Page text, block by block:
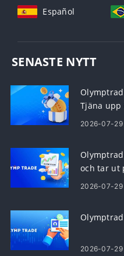
Español
SENASTE NYTT
Tjäna upp
2026-07-29
och tar ut
2026-07-29
2026-07-29